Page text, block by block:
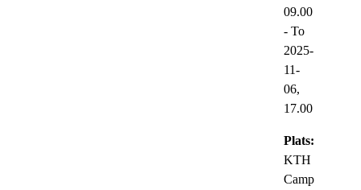
09.00
- To
2025-
11-
06,
17.00
Plats:
KTH
Camp